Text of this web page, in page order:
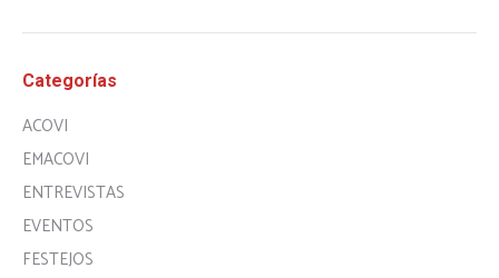
Categorías
ACOVI
EMACOVI
ENTREVISTAS
EVENTOS
FESTEJOS